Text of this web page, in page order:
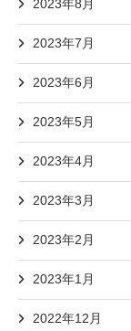
2023年8月
2023年7月
2023年6月
2023年5月
2023年4月
2023年3月
2023年2月
2023年1月
2022年12月